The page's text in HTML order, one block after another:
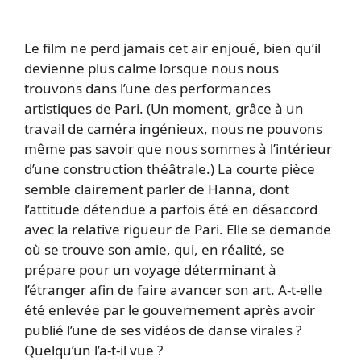
Le film ne perd jamais cet air enjoué, bien qu’il
devienne plus calme lorsque nous nous
trouvons dans l’une des performances
artistiques de Pari. (Un moment, grâce à un
travail de caméra ingénieux, nous ne pouvons
même pas savoir que nous sommes à l’intérieur
d’une construction théâtrale.) La courte pièce
semble clairement parler de Hanna, dont
l’attitude détendue a parfois été en désaccord
avec la relative rigueur de Pari. Elle se demande
où se trouve son amie, qui, en réalité, se
prépare pour un voyage déterminant à
l’étranger afin de faire avancer son art. A-t-elle
été enlevée par le gouvernement après avoir
publié l’une de ses vidéos de danse virales ?
Quelqu’un l’a-t-il vue ?